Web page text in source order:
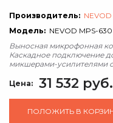
Производитель: NEVOD
Модель: NEVOD MPS-630
Выносная микрофонная
Каскадное подключение
микшерами-усилителями
Цена: 31 532 руб.
ПОЛОЖИТЬ В